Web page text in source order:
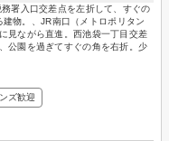
署入口交差点を左折して、すぐの
物。、JR南口（メトロポリタン
見ながら直進。西池袋一丁目交差
公園を過ぎてすぐの角を右折。少
ズ歓迎